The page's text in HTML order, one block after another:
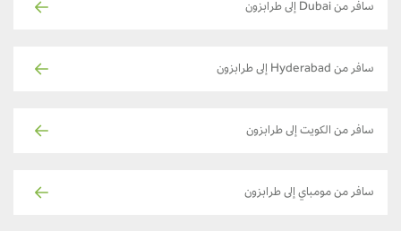
سافر من Dubai إلى طرابزون
سافر من Hyderabad إلى طرابزون
سافر من الكويت إلى طرابزون
سافر من مومباي إلى طرابزون